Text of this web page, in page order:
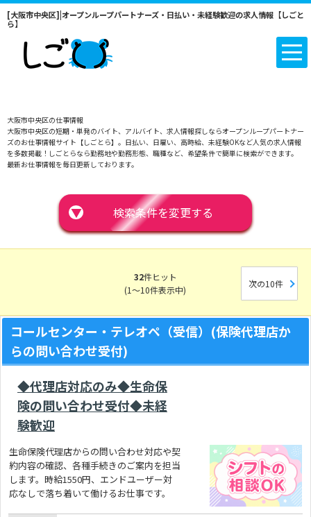
[大阪市中央区]|オープンループパートナーズ・日払い・未経験歓迎の求人情報【しごと
ら】
大阪市中央区の仕事情報
大阪市中央区の短期・単発のバイト、アルバイト、求人情報探しならオープンループパートナー
ズのお仕事情報サイト【しごとら】。日払い、日雇い、高時給、未経験OKなど人気の求人情報
を多数掲載！しごとらなら勤務地や勤務形態、職種など、希望条件で簡単に検索ができます。
最新お仕事情報を毎日更新しております。
▼ 検索条件を変更する
32件ヒット
(1～10件表示中)
次の10件
コールセンター・テレオペ（受信）(保険代理店か
らの問い合わせ受付)
◆代理店対応のみ◆生命保
険の問い合わせ受付◆未経
験歓迎
生命保険代理店からの問い合わせ対応や契
約内容の確認、各種手続きのご案内を担当
します。時給1550円、エンドユーザー対
応なしで落ち着いて働けるお仕事です。